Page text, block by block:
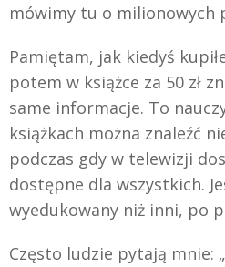
mówimy tu o milionowych
Pamiętam, jak kiedyś
potem w książce za 50 zł
same informacje. To
książkach można znaleźć
podczas gdy w telewizji
dostępne dla wszystkich.
wyedukowany niż inni, po
Często ludzie pytają mnie: